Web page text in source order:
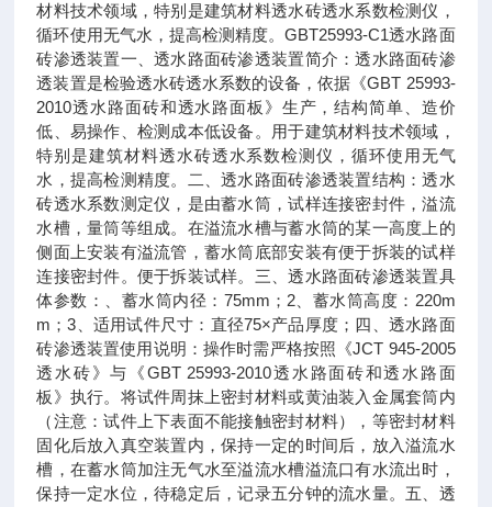
材料技术领域，特别是建筑材料透水砖透水系数检测仪，
循环使用无气水，提高检测精度。GBT25993-C1透水路面
砖渗透装置一、透水路面砖渗透装置简介：透水路面砖渗
透装置是检验透水砖透水系数的设备，依据《GBT 25993-
2010透水路面砖和透水路面板》生产，结构简单、造价
低、易操作、检测成本低设备。用于建筑材料技术领域，
特别是建筑材料透水砖透水系数检测仪，循环使用无气
水，提高检测精度。二、透水路面砖渗透装置结构：透水
砖透水系数测定仪，是由蓄水筒，试样连接密封件，溢流
水槽，量筒等组成。在溢流水槽与蓄水筒的某一高度上的
侧面上安装有溢流管，蓄水筒底部安装有便于拆装的试样
连接密封件。便于拆装试样。三、透水路面砖渗透装置具
体参数：、蓄水筒内径：75mm；2、蓄水筒高度：220m
m；3、适用试件尺寸：直径75×产品厚度；四、透水路面
砖渗透装置使用说明：操作时需严格按照《JCT 945-2005
透水砖》与《GBT 25993-2010透水路面砖和透水路面
板》执行。将试件周抹上密封材料或黄油装入金属套筒内
（注意：试件上下表面不能接触密封材料），等密封材料
固化后放入真空装置内，保持一定的时间后，放入溢流水
槽，在蓄水筒加注无气水至溢流水槽溢流口有水流出时，
保持一定水位，待稳定后，记录五分钟的流水量。五、透